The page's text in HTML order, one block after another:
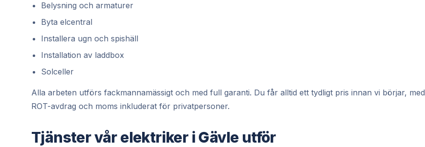
Belysning och armaturer
Byta elcentral
Installera ugn och spishäll
Installation av laddbox
Solceller
Alla arbeten utförs fackmannamässigt och med full garanti. Du får alltid ett tydligt pris innan vi börjar, med
ROT-avdrag och moms inkluderat för privatpersoner.
Tjänster vår elektriker i Gävle utför